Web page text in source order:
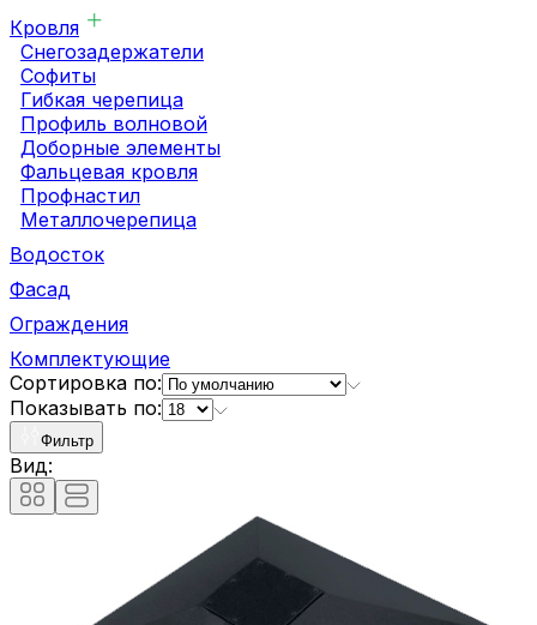
Кровля
Снегозадержатели
Софиты
Гибкая черепица
Профиль волновой
Доборные элементы
Фальцевая кровля
Профнастил
Металлочерепица
Водосток
Фасад
Ограждения
Комплектующие
Сортировка по:
Показывать по:
Фильтр
Вид: